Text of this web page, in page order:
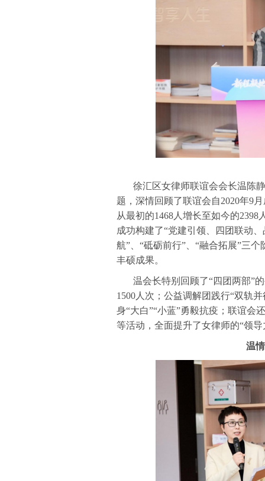
徐汇区女律师联谊会会长温陈静
题，深情回顾了联谊会自2020年9
从最初的1468人增长至如今的
成功构建了“党建引领、四团联动
航”、“砥砺前行”、“融合拓展”三
丰硕成果。
温会长特别回顾了“四团两部”的
1500人次；公益调解团践行“双轨
身“大白”“小蓝”勇毅抗疫；联谊会
等活动，全面提升了女律师的“领
温